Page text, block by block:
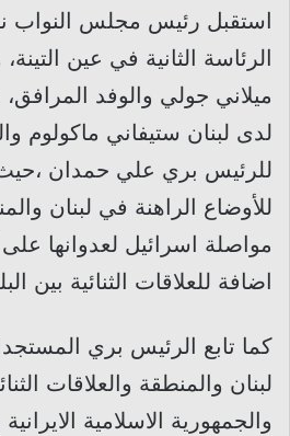
استقبل رئيس مجلس النواب
الرئاسة الثانية في عين
ميلاني جولي والوفد
لدى لبنان ستيفاني ماكولوم
للرئيس بري علي حمدان
للأوضاع الراهنة في لبنان
مواصلة اسرائيل لعدوانها
اضافة للعلاقات الثنائية بين
كما تابع الرئيس بري
لبنان والمنطقة والعلاقات
والجمهورية الاسلامية